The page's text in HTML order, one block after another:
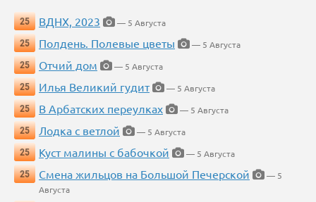
25 ВДНХ, 2023
— 5 Августа
25
Полдень. Полевые цветы
— 5 Августа
25
Отчий дом
— 5 Августа
25
Илья Великий гудит
— 5 Августа
25
В Арбатских переулках
— 5 Августа
25
Лодка с ветлой
— 5 Августа
25
Куст малины с бабочкой
— 5 Августа
25
Смена жильцов на Большой Печерской
— 5
Августа